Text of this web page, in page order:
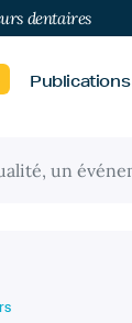
dentaires
Publications